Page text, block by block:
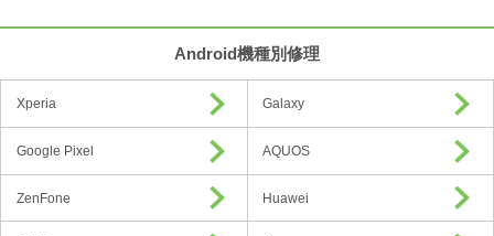
Android機種別修理
Xperia Galaxy
Google Pixel AQUOS
ZenFone Huawei